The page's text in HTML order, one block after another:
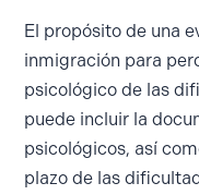
El propósito de una
inmigración para
psicológico de las
puede incluir la
psicológicos, así
plazo de las